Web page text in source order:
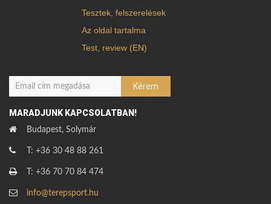
Tesztek, felszerelések
Az oldal tartalma
Test, review (EN)
MARADJUNK KAPCSOLATBAN!
Budapest, Solymár
T: +36 30 48 88 261
T: +36 70 70 84 474
info@terepsport.hu